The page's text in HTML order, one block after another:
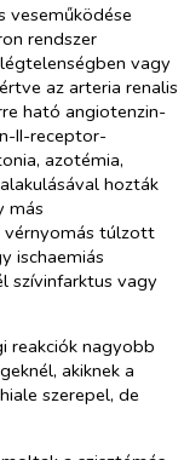
veseműködése
rendszer
vagy
az arteria renalis
ható angiotenzin-
II-receptor-
azotémia,
hozták
más
vérnyomás túlzott
ischaemiás
szívinfarktus vagy
reakciók nagyobb
akiknek a
szerepel, de